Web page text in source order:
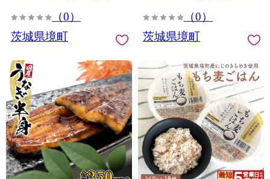
（0）
茨城県境町
（0）
茨城県境町